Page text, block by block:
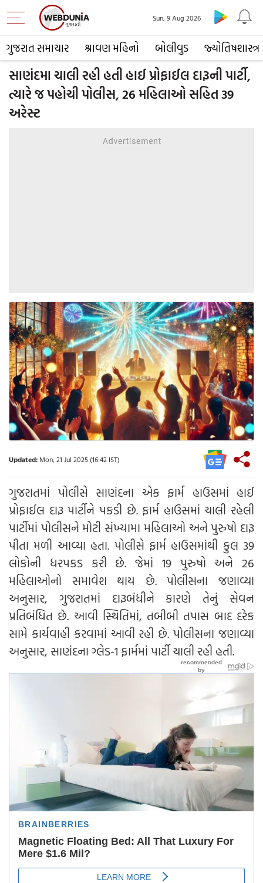
ગુજરાત સમાચાર શ્રાવણ મહિનો બોલીવુડ જ્યોતિષશાસ્ત્ર
Sun, 9 Aug 2026
સાણંદમા ચાલી રહી હતી હાઈ પ્રોફાઈલ દારૂની પાર્ટી,
ત્યારે જ પહોચી પોલીસ, 26 મહિલાઓ સહિત 39
અરેસ્ટ
Updated:Mon, 21 Jul 2025 (16:42 IST)
ગુજરાતમાં પોલીસે સાણંદના એક ફાર્મ હાઉસમાં હાઈ
પ્રોફાઈલ દારૂ પાર્ટીને પકડી છે. ફાર્મ હાઉસમાં ચાલી રહેલી
પાર્ટીમાં પોલીસને મોટી સંખ્યામા મહિલાઓ અને પુરુષો દારૂ
પીતા મળી આવ્યા હતા. પોલીસે ફાર્મ હાઉસમાંથી કુલ 39
લોકોની ધરપકડ કરી છે. જેમાં 19 પુરુષો અને 26
મહિલાઓનો સમાવેશ થાય છે. પોલીસના જણાવ્યા
અનુસાર, ગુજરાતમાં દારૂબંધીને કારણે તેનું સેવન
પ્રતિબંધિત છે. આવી સ્થિતિમાં, તબીબી તપાસ બાદ દરેક
સામે કાર્યવાહી કરવામાં આવી રહી છે. પોલીસના જણાવ્યા
અનુસાર, સાણંદના ગ્લેડ-1 ફાર્મમાં પાર્ટી ચાલી રહી હતી.